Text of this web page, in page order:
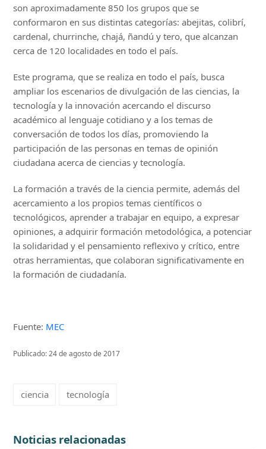
son aproximadamente 850 los grupos que se
conformaron en sus distintas categorías: abejitas, colibrí,
cardenal, churrinche, chajá, ñandú y tero, que alcanzan
cerca de 120 localidades en todo el país.
Este programa, que se realiza en todo el país, busca
ampliar los escenarios de divulgación de las ciencias, la
tecnología y la innovación acercando el discurso
académico al lenguaje cotidiano y a los temas de
conversación de todos los días, promoviendo la
participación de las personas en temas de opinión
ciudadana acerca de ciencias y tecnología.
La formación a través de la ciencia permite, además del
acercamiento a los propios temas científicos o
tecnológicos, aprender a trabajar en equipo, a expresar
opiniones, a adquirir formación metodológica, a potenciar
la solidaridad y el pensamiento reflexivo y crítico, entre
otras herramientas, que colaboran significativamente en
la formación de ciudadanía.
Fuente: MEC
Publicado: 24 de agosto de 2017
ciencia tecnología
Noticias relacionadas